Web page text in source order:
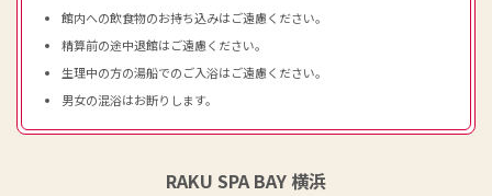
館内への飲食物のお持ち込みはご遠慮ください。
精算前の途中退館はご遠慮ください。
生理中の方の湯船でのご入浴はご遠慮ください。
男女の混浴はお断りします。
RAKU SPA BAY 横浜